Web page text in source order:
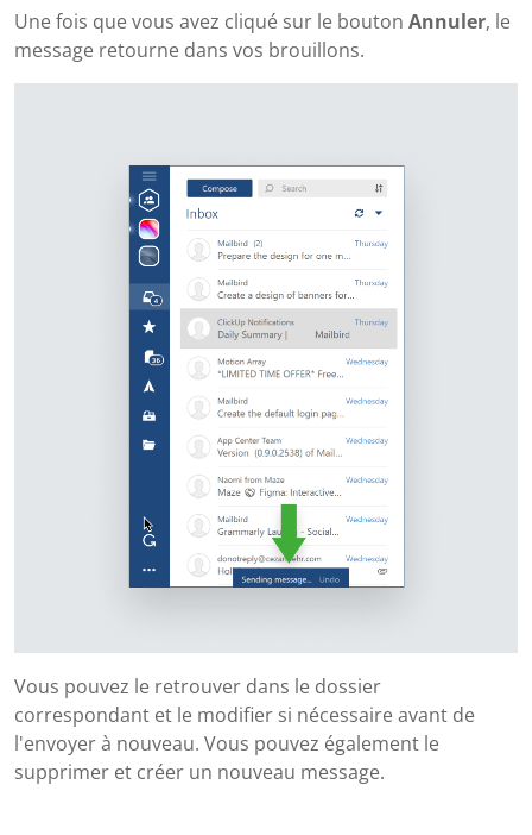
Une fois que vous avez cliqué sur le bouton Annuler, le
message retourne dans vos brouillons.
Vous pouvez le retrouver dans le dossier
correspondant et le modifier si nécessaire avant de
l'envoyer à nouveau. Vous pouvez également le
supprimer et créer un nouveau message.